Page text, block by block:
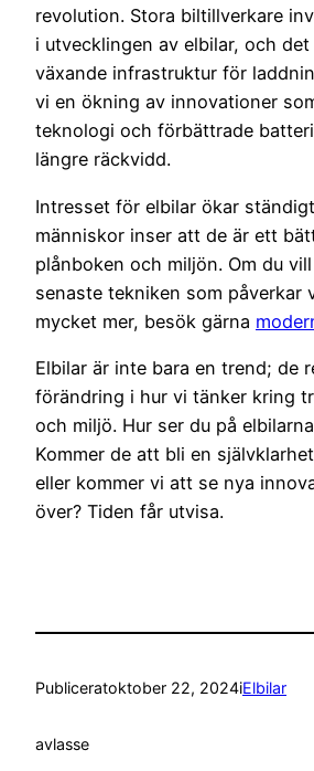
revolution. Stora biltillverkare
i utvecklingen av elbilar, och
växande infrastruktur för
vi en ökning av innovationer
teknologi och förbättrade
längre räckvidd.
Intresset för elbilar ökar
människor inser att de är ett
plånboken och miljön. Om du
senaste tekniken som påverkar
mycket mer, besök gärna
Elbilar är inte bara en trend; de
förändring i hur vi tänker kring
och miljö. Hur ser du på
Kommer de att bli en
eller kommer vi att se nya
över? Tiden får utvisa.
Publiceratoktober 22, 2024iElbilar
avlasse